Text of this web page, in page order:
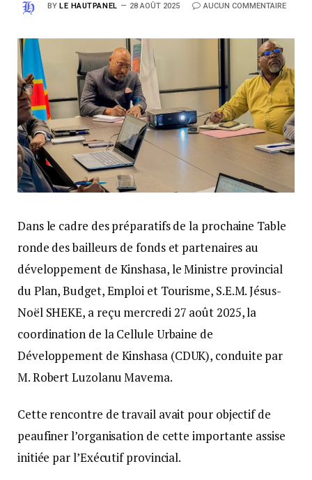
BY LE HAUTPANEL 28 AOÛT 2025 AUCUN COMMENTAIRE
Dans le cadre des préparatifs de la prochaine Table
ronde des bailleurs de fonds et partenaires au
développement de Kinshasa, le Ministre provincial
du Plan, Budget, Emploi et Tourisme, S.E.M. Jésus-
Noël SHEKE, a reçu mercredi 27 août 2025, la
coordination de la Cellule Urbaine de
Développement de Kinshasa (CDUK), conduite par
M. Robert Luzolanu Mavema.
Cette rencontre de travail avait pour objectif de
peaufiner l’organisation de cette importante assise
initiée par l’Exécutif provincial.